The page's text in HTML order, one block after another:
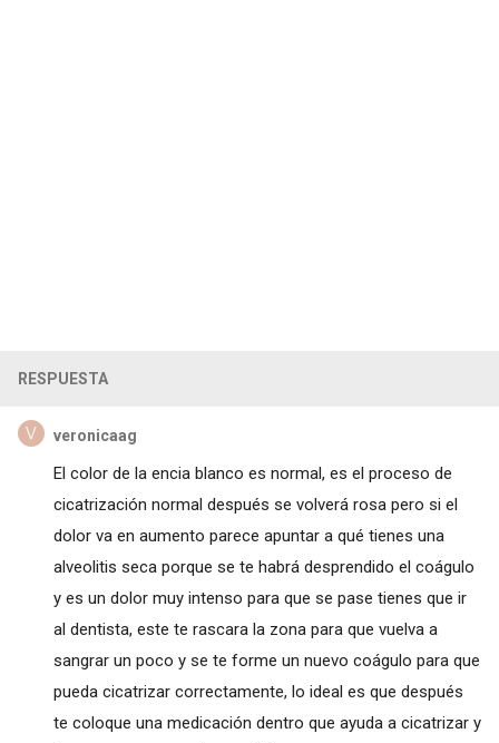
RESPUESTA
veronicaag
El color de la encia blanco es normal, es el proceso de
cicatrización normal después se volverá rosa pero si el
dolor va en aumento parece apuntar a qué tienes una
alveolitis seca porque se te habrá desprendido el coágulo
y es un dolor muy intenso para que se pase tienes que ir
al dentista, este te rascara la zona para que vuelva a
sangrar un poco y se te forme un nuevo coágulo para que
pueda cicatrizar correctamente, lo ideal es que después
te coloque una medicación dentro que ayuda a cicatrizar y